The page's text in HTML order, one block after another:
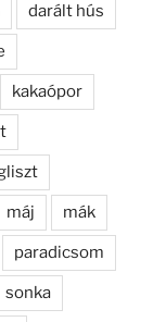
darált hús
kakaópor
máj mák
paradicsom
sonka